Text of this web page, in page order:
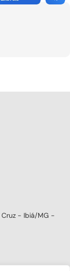
Cruz - Ibiá/MG -